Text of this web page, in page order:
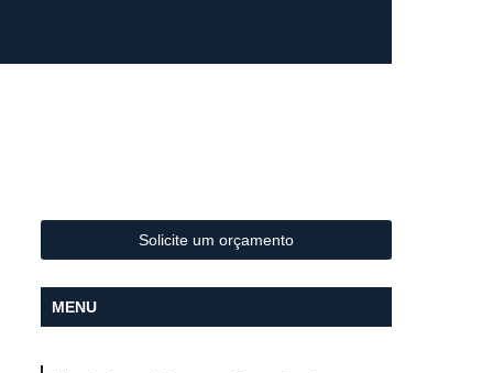
Inox
Conformação para Tubo
de Metal
Conformação
Solicite um orçamento
MENU